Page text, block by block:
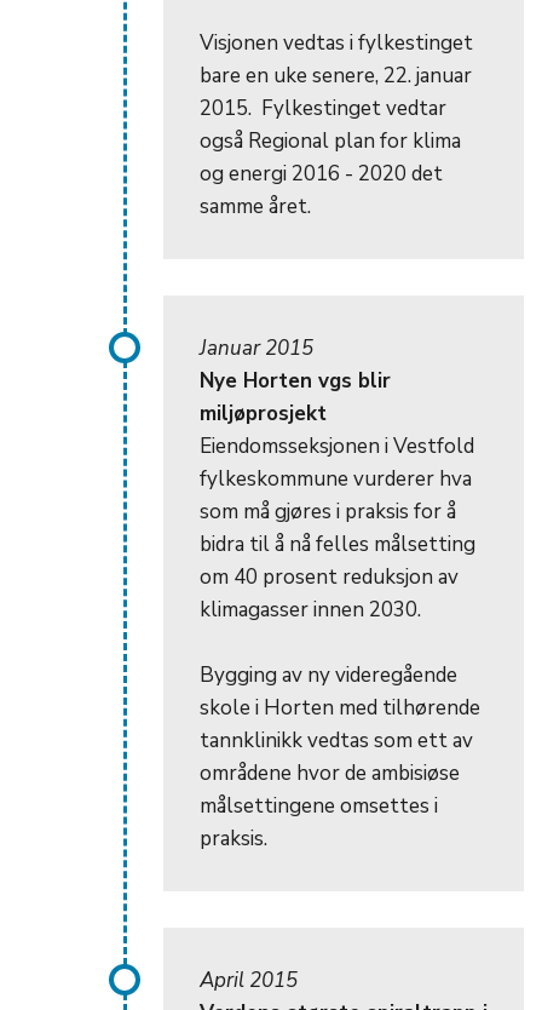
Visjonen vedtas i fylkestinget
bare en uke senere, 22. januar
2015. Fylkestinget vedtar
også Regional plan for klima
og energi 2016 - 2020 det
samme året.
Januar 2015
Nye Horten vgs blir
miljøprosjekt
Eiendomsseksjonen i Vestfold
fylkeskommune vurderer hva
som må gjøres i praksis for å
bidra til å nå felles målsetting
om 40 prosent reduksjon av
klimagasser innen 2030.
Bygging av ny videregående
skole i Horten med tilhørende
tannklinikk vedtas som ett av
områdene hvor de ambisiøse
målsettingene omsettes i
praksis.
April 2015